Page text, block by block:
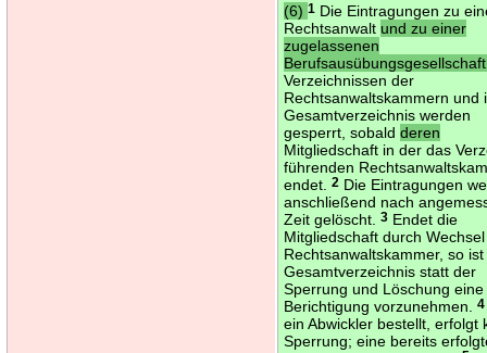
(6)1 Die Eintragungen zu
Rechtsanwalt und zu einer
zugelassenen
Verzeichnissen der
Rechtsanwaltskammern und
Gesamtverzeichnis werden
gesperrt, sobaldderen
Mitgliedschaft in der das
führenden
endet.2 Die Eintragungen
anschließend nach
Zeit gelöscht.3 Endet die
Mitgliedschaft durch
Rechtsanwaltskammer, so
Gesamtverzeichnis statt der
Sperrung und Löschung eine
Berichtigung vorzunehmen.4
ein Abwickler bestellt, erfolgt
Sperrung; eine bereits